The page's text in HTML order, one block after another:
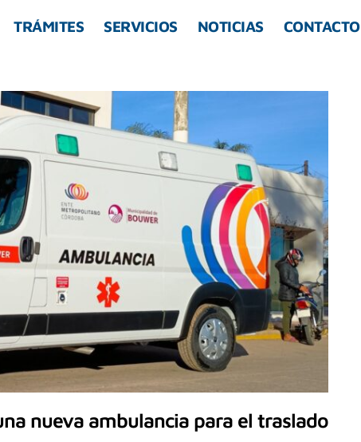
TRÁMITES SERVICIOS NOTICIAS CONTACTO
nueva ambulancia para el traslado